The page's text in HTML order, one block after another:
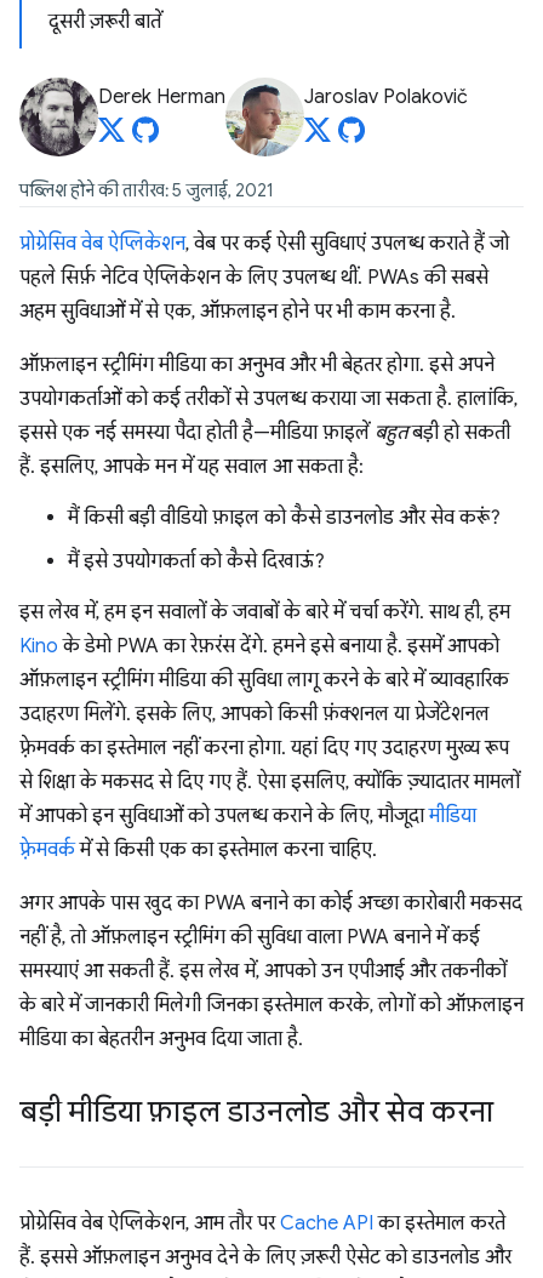
दूसरी ज़रूरी बातें
Derek Herman Jaroslav Polakovič
पब्लिश होने की तारीख: 5 जुलाई, 2021
प्रोग्रेसिव वेब ऐप्लिकेशन, वेब पर कई ऐसी सुविधाएं उपलब्ध कराते हैं जो
पहले सिर्फ़ नेटिव ऐप्लिकेशन के लिए उपलब्ध थीं. PWAs की सबसे
अहम सुविधाओं में से एक, ऑफ़लाइन होने पर भी काम करना है.
ऑफ़लाइन स्ट्रीमिंग मीडिया का अनुभव और भी बेहतर होगा. इसे अपने
उपयोगकर्ताओं को कई तरीकों से उपलब्ध कराया जा सकता है. हालांकि,
इससे एक नई समस्या पैदा होती है—मीडिया फ़ाइलें बहुतबड़ी हो सकती
हैं. इसलिए, आपके मन में यह सवाल आ सकता है:
मैं किसी बड़ी वीडियो फ़ाइल को कैसे डाउनलोड और सेव करूं?
मैं इसे उपयोगकर्ता को कैसे दिखाऊं?
इस लेख में, हम इन सवालों के जवाबों के बारे में चर्चा करेंगे. साथ ही, हम
Kino के डेमो PWA का रेफ़रंस देंगे. हमने इसे बनाया है. इसमें आपको
ऑफ़लाइन स्ट्रीमिंग मीडिया की सुविधा लागू करने के बारे में व्यावहारिक
उदाहरण मिलेंगे. इसके लिए, आपको किसी फ़ंक्शनल या प्रेजेंटेशनल
फ़्रेमवर्क का इस्तेमाल नहीं करना होगा. यहां दिए गए उदाहरण मुख्य रूप
से शिक्षा के मकसद से दिए गए हैं. ऐसा इसलिए, क्योंकि ज़्यादातर मामलों
में आपको इन सुविधाओं को उपलब्ध कराने के लिए, मौजूदामीडिया
फ़्रेमवर्कमें से किसी एक का इस्तेमाल करना चाहिए.
अगर आपके पास खुद का PWA बनाने का कोई अच्छा कारोबारी मकसद
नहीं है, तो ऑफ़लाइन स्ट्रीमिंग की सुविधा वाला PWA बनाने में कई
समस्याएं आ सकती हैं. इस लेख में, आपको उन एपीआई और तकनीकों
के बारे में जानकारी मिलेगी जिनका इस्तेमाल करके, लोगों को ऑफ़लाइन
मीडिया का बेहतरीन अनुभव दिया जाता है.
बड़ी मीडिया फ़ाइल डाउनलोड और सेव करना
प्रोग्रेसिव वेब ऐप्लिकेशन, आम तौर परCache API का इस्तेमाल करते
हैं. इससे ऑफ़लाइन अनुभव देने के लिए ज़रूरी ऐसेट को डाउनलोड और